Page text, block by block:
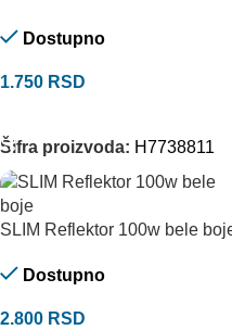
Dostupno
1.750 RSD
Šifra proizvoda: H7738811
SLIM Reflektor 100w bele
Dostupno
2.800 RSD